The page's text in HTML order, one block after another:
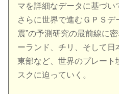
マを詳細なデータに基づい
さらに世界で進むＧＰＳデ
震”の予測研究の最前線に
ーランド、チリ、そして日
東部など、世界のプレート
スクに迫っていく。